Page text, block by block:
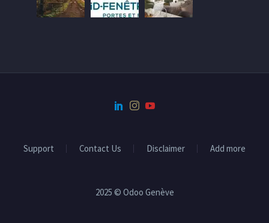
Support Contact Us Disclaimer Add more
2025 © Odoo Genève